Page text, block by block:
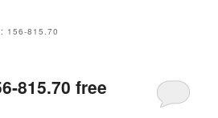
156-815.70
815.70 free